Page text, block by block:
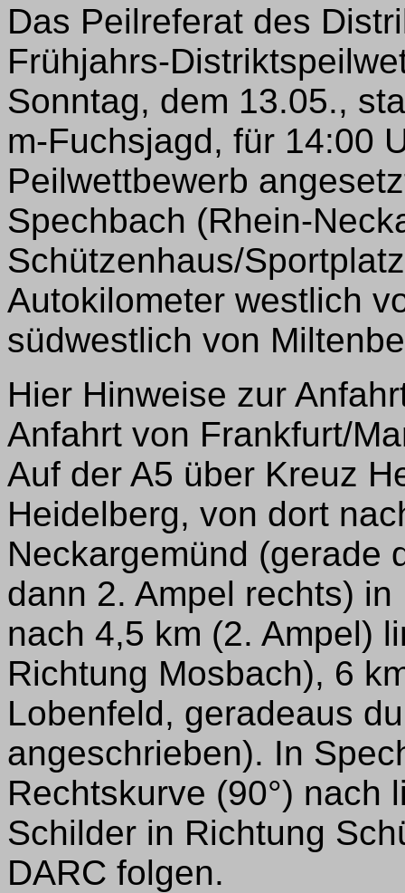
Das Peilreferat des
Frühjahrs-
Sonntag, dem 13.05.,
m-Fuchsjagd, für 14:00
Peilwettbewerb
Spechbach (Rhein-
Schützenhaus/
Autokilometer westlich
südwestlich von
Hier Hinweise zur
Anfahrt von Frankfurt/
Auf der A5 über Kreuz
Heidelberg, von dort
Neckargemünd (gerade
dann 2. Ampel rechts)
nach 4,5 km (2. Ampel)
Richtung Mosbach), 6
Lobenfeld, geradeaus
angeschrieben). In
Rechtskurve (90°) nach
Schilder in Richtung
DARC folgen.